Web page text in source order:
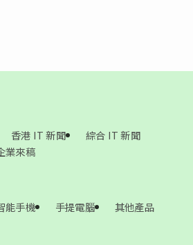
香港 IT 新聞
綜合 IT 新聞
業來稿
能手機 手提電腦 其他產品